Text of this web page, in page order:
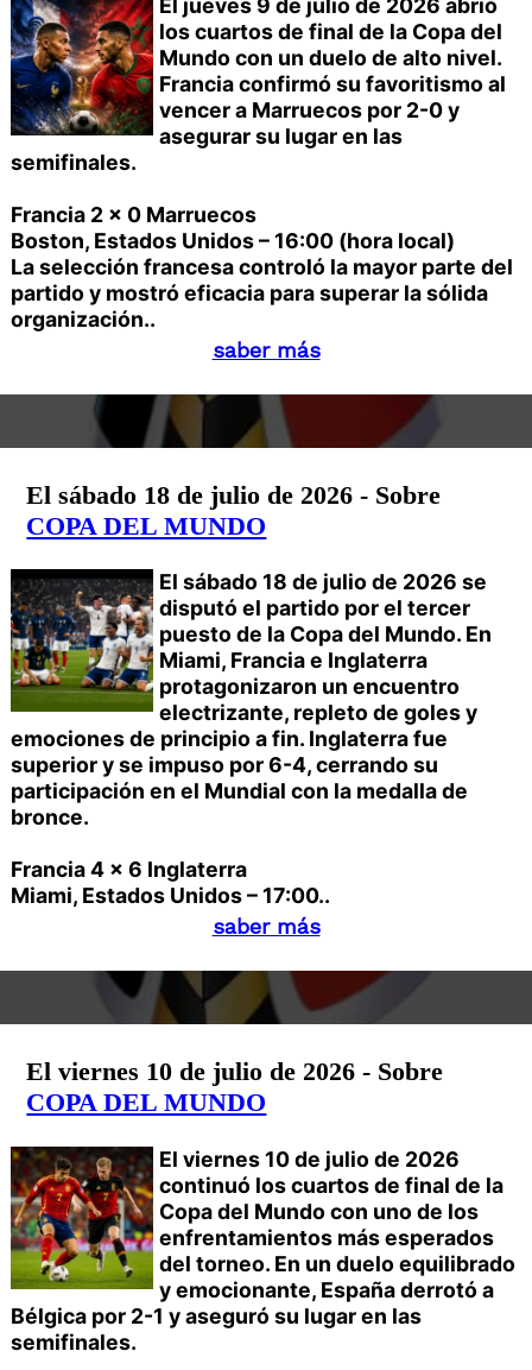
los cuartos de final de la Copa del
Mundo con un duelo de alto nivel.
Francia confirmó su favoritismo al
vencer a Marruecos por 2-0 y
asegurar su lugar en las
semifinales.
Francia 2 x 0 Marruecos
Boston, Estados Unidos – 16:00 (hora local)
La selección francesa controló la mayor parte del
partido y mostró eficacia para superar la sólida
organización..
saber más
El sábado 18 de julio de 2026 - Sobre
COPA DEL MUNDO
El sábado 18 de julio de 2026 se
disputó el partido por el tercer
puesto de la Copa del Mundo. En
Miami, Francia e Inglaterra
protagonizaron un encuentro
electrizante, repleto de goles y
emociones de principio a fin. Inglaterra fue
superior y se impuso por 6-4, cerrando su
participación en el Mundial con la medalla de
bronce.
Francia 4 x 6 Inglaterra
Miami, Estados Unidos – 17:00..
saber más
El viernes 10 de julio de 2026 - Sobre
COPA DEL MUNDO
El viernes 10 de julio de 2026
continuó los cuartos de final de la
Copa del Mundo con uno de los
enfrentamientos más esperados
del torneo. En un duelo equilibrado
y emocionante, España derrotó a
Bélgica por 2-1 y aseguró su lugar en las
semifinales.